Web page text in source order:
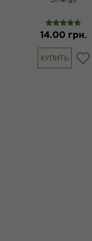
14.00 грн.
КУПИТЬ